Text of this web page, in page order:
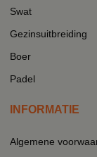
Swat
Gezinsuitbreiding
Boer
Padel
INFORMATIE
Algemene